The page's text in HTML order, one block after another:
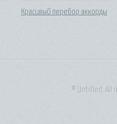
Красивый перебор аккорды
© Untitled. All